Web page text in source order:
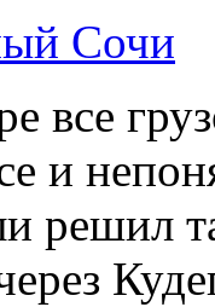
Сочи
все
и
решил